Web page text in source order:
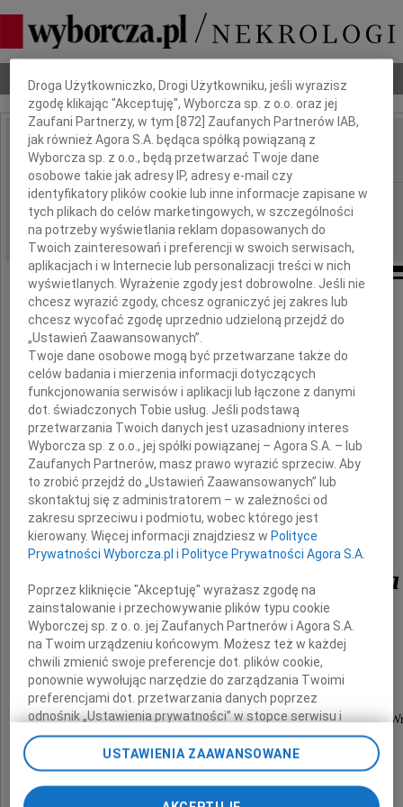
Nekrologi Odeszli Poradnik pogrzebowy
IMIĘ I NAZWISKO: Maria Krajewska
REGION: cała Polska
DATA EMISJI: 22.12.2009
Z głębokim żalem zawiadamiamy,
że dnia 18 grudnia 2009 roku
zmarła we Wrocławiu w wieku 85 lat
nasza ukochana Mama i Babcia
inż. Maria Krajewska
z domu Zarembianka
Pogrzeb odbędzie się na Cmentarzu Osobowickim we
dnia 22 grudnia 2009 roku o godzinie 14.10
w kwaterze 136.
Dbamy o Twoją prywatność
Droga Użytkowniczko, Drogi Użytkowniku, jeśli wyrazisz
zgodę klikając "Akceptuję", Wyborcza sp. z o.o. oraz jej
Zaufani Partnerzy, w tym [872 ] Zaufanych Partnerów IAB,
jak również Agora S.A. będąca spółką powiązaną z
Wyborcza sp. z o.o., będą przetwarzać Twoje dane
osobowe takie jak adresy IP, adresy e-mail czy
identyfikatory plików cookie lub inne informacje zapisane w
tych plikach do celów marketingowych, w szczególności
na potrzeby wyświetlania reklam dopasowanych do
Twoich zainteresowań i preferencji w swoich serwisach,
aplikacjach i w Internecie lub personalizacji treści w nich
wyświetlanych. Wyrażenie zgody jest dobrowolne. Jeśli nie
chcesz wyrazić zgody, chcesz ograniczyć jej zakres lub
chcesz wycofać zgodę uprzednio udzieloną przejdź do
„Ustawień Zaawansowanych”.
Twoje dane osobowe mogą być przetwarzane także do
celów badania i mierzenia informacji dotyczących
funkcjonowania serwisów i aplikacji lub łączone z danymi
dot. świadczonych Tobie usług. Jeśli podstawą
przetwarzania Twoich danych jest uzasadniony interes
Wyborcza sp. z o.o., jej spółki powiązanej – Agora S.A. – lub
Zaufanych Partnerów, masz prawo wyrazić sprzeciw. Aby
to zrobić przejdź do „Ustawień Zaawansowanych” lub
skontaktuj się z administratorem – w zależności od
zakresu sprzeciwu i podmiotu, wobec którego jest
kierowany. Więcej informacji znajdziesz w Polityce
Prywatności Wyborcza.pl i Polityce Prywatności Agora S.A.
Poprzez kliknięcie "Akceptuję" wyrażasz zgodę na
zainstalowanie i przechowywanie plików typu cookie
Wyborczej sp. z o. o. jej Zaufanych Partnerów i Agora S.A.
na Twoim urządzeniu końcowym. Możesz też w każdej
chwili zmienić swoje preferencje dot. plików cookie,
ponownie wywołując narzędzie do zarządzania Twoimi
preferencjami dot. przetwarzania danych poprzez
odnośnik „Ustawienia prywatności” w stopce serwisu i
przechodząc do sekcji „Ustawienia zaawansowane”.
Zmiana ustawień plików cookie możliwa jest także za
pomocą ustawień przeglądarki.
USTAWIENIA ZAAWANSOWANE